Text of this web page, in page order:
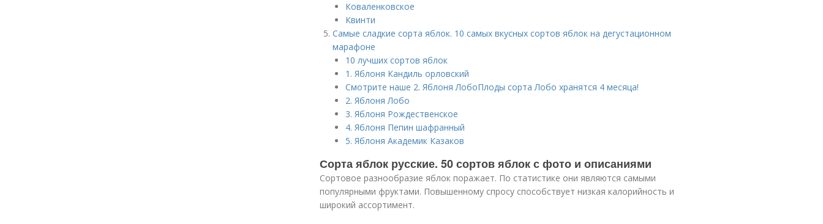
Коваленковское
Квинти
Самые сладкие сорта яблок. 10 самых вкусных сортов яблок на дегустационном
марафоне
10 лучших сортов яблок
1. Яблоня Кандиль орловский
Смотрите наше 2. Яблоня ЛобоПлоды сорта Лобо хранятся 4 месяца!
2. Яблоня Лобо
3. Яблоня Рождественское
4. Яблоня Пепин шафранный
5. Яблоня Академик Казаков
Сорта яблок русские. 50 сортов яблок с фото и описаниями
Сортовое разнообразие яблок поражает. По статистике они являются самыми
популярными фруктами. Повышенному спросу способствует низкая калорийность и
широкий ассортимент.